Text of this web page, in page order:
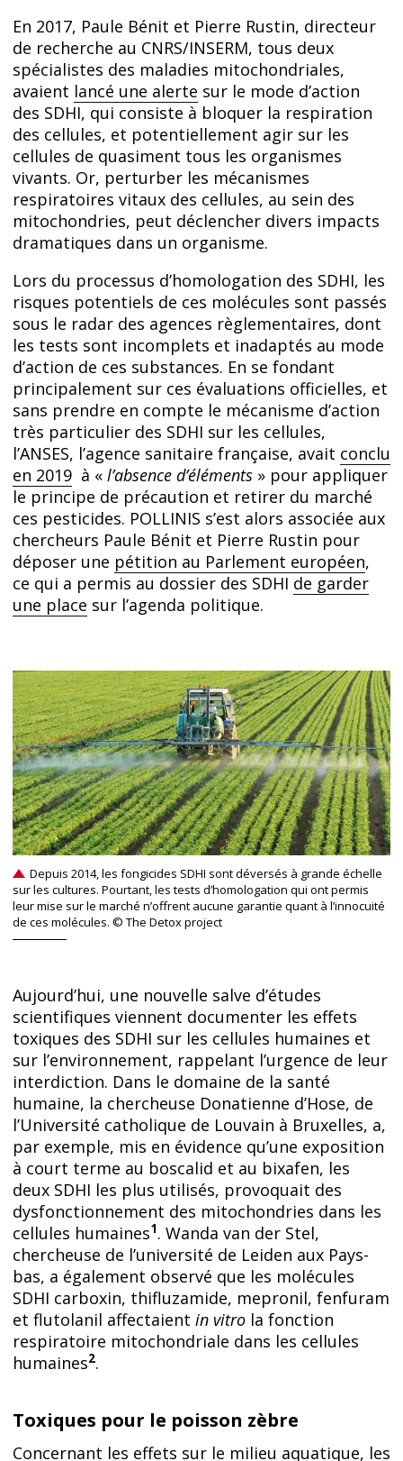
En 2017, Paule Bénit et Pierre Rustin, directeur
de recherche au CNRS/INSERM, tous deux
spécialistes des maladies mitochondriales,
avaient lancé une alerte sur le mode d’action
des SDHI, qui consiste à bloquer la respiration
des cellules, et potentiellement agir sur les
cellules de quasiment tous les organismes
vivants. Or, perturber les mécanismes
respiratoires vitaux des cellules, au sein des
mitochondries, peut déclencher divers impacts
dramatiques dans un organisme.
Lors du processus d’homologation des SDHI, les
risques potentiels de ces molécules sont passés
sous le radar des agences règlementaires, dont
les tests sont incomplets et inadaptés au mode
d’action de ces substances. En se fondant
principalement sur ces évaluations officielles, et
sans prendre en compte le mécanisme d’action
très particulier des SDHI sur les cellules,
l’ANSES, l’agence sanitaire française, avait conclu
en 2019 à « l’absence d’éléments » pour appliquer
le principe de précaution et retirer du marché
ces pesticides. POLLINIS s’est alors associée aux
chercheurs Paule Bénit et Pierre Rustin pour
déposer une pétition au Parlement européen,
ce qui a permis au dossier des SDHI de garder
une place sur l’agenda politique.
Depuis 2014, les fongicides SDHI sont déversés à grande échelle
sur les cultures. Pourtant, les tests d’homologation qui ont permis
leur mise sur le marché n’offrent aucune garantie quant à l’innocuité
de ces molécules. © The Detox project
Aujourd’hui, une nouvelle salve d’études
scientifiques viennent documenter les effets
toxiques des SDHI sur les cellules humaines et
sur l’environnement, rappelant l’urgence de leur
interdiction. Dans le domaine de la santé
humaine, la chercheuse Donatienne d’Hose, de
l’Université catholique de Louvain à Bruxelles, a,
par exemple, mis en évidence qu’une exposition
à court terme au boscalid et au bixafen, les
deux SDHI les plus utilisés, provoquait des
dysfonctionnement des mitochondries dans les
cellules humaines1. Wanda van der Stel,
chercheuse de l’université de Leiden aux Pays-
bas, a également observé que les molécules
SDHI carboxin, thifluzamide, mepronil, fenfuram
et flutolanil affectaient in vitro la fonction
respiratoire mitochondriale dans les cellules
humaines2.
Toxiques pour le poisson zèbre
Concernant les effets sur le milieu aquatique, les